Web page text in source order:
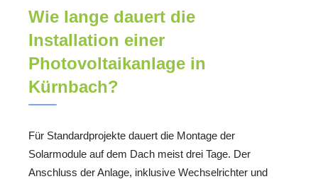
Wie lange dauert die
Installation einer
Photovoltaikanlage in
Kürnbach?
Für Standardprojekte dauert die Montage der
Solarmodule auf dem Dach meist drei Tage. Der
Anschluss der Anlage, inklusive Wechselrichter und